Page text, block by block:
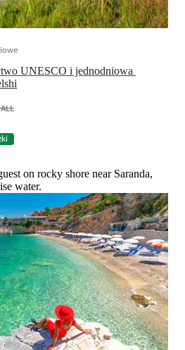
UNESCO i jednodniowa
on rocky shore near Saranda,
water.